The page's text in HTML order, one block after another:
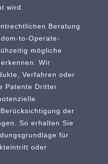
wird.
Beratung
to-Operate-
mögliche
Wir
Verfahren oder
Patente Dritter
der
So erhalten Sie
für
oder